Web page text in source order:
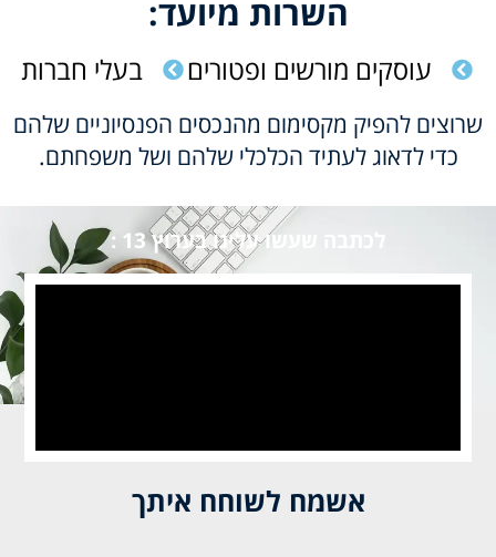
השרות מיועד:
עוסקים מורשים ופטורים בעלי חברות
שרוצים להפיק מקסימום מהנכסים הפנסיוניים שלהם
כדי לדאוג לעתיד הכלכלי שלהם ושל משפחתם.
לכתבה שעשו עלינו בערוץ 13 :
אשמח לשוחח איתך